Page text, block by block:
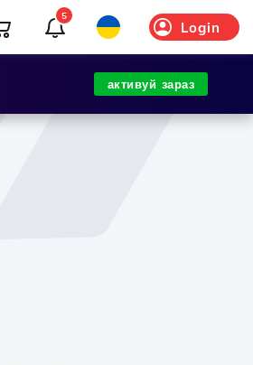
Login
5
активуй зараз